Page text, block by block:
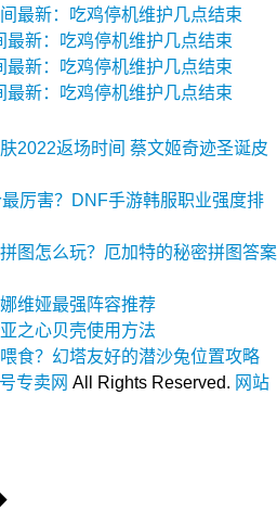
最新：吃鸡停机维护几点结束
新：吃鸡停机维护几点结束
新：吃鸡停机维护几点结束
新：吃鸡停机维护几点结束
2022返场时间 蔡文姬奇迹圣诞皮
厉害？DNF手游韩服职业强度排
图怎么玩？厄加特的秘密拼图答案
维娅最强阵容推荐
之心贝壳使用方法
食？幻塔友好的潜沙兔位置攻略
专卖网 All Rights Reserved. 网站